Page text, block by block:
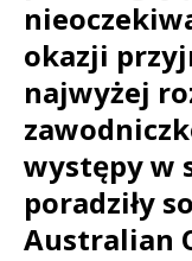
okazji
najwyżej
występy w
poradziły
Australian